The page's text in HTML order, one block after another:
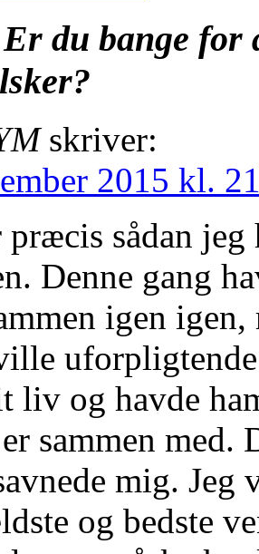
Er du bange for
skriver:
2015 kl.
præcis sådan
Denne gang
igen
liv og havde
sammen med.
mig.
og bedste